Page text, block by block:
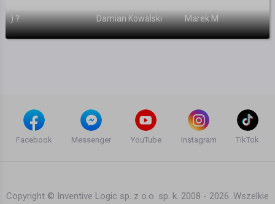
:) ? Damian Kowalski Marek M
Facebook Messenger YouTube Instagram TikTok
Copyright © Inventive Logic sp. z o.o. sp. k. 2008 - 2026. Wszelkie